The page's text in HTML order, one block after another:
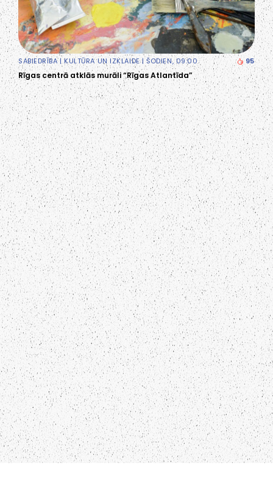
SABIEDRĪBA|KULTŪRA UN IZKLAIDE| ŠODIEN, 09:00 95
Rīgas centrā atklās murāli “Rīgas Atlantīda”